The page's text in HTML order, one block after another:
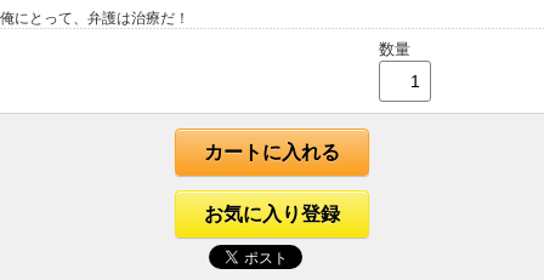
俺にとって、弁護は治療だ！
数量
カートに入れる
お気に入り登録